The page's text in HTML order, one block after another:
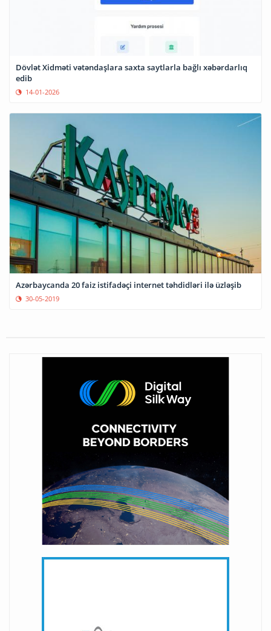
Dövlət Xidməti vətəndaşlara saxta saytlarla bağlı xəbərdarlıq
edib
14-01-2026
Azərbaycanda 20 faiz istifadəçi internet təhdidləri ilə üzləşib
30-05-2019